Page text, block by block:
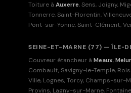
Toiture à Auxerre, Sens, Joigny,
Tonnerre, Saint-Florentin,
Pont-sur-Yonne, Saint-Clément,
SEINE-ET-MARNE (77) —
Couvreur étancheur à Meaux,
Combault, Savigny-le-Temple,
Ville, Lognes, Torcy, Champs-sur-
Provins, Lagny-sur-Marne,